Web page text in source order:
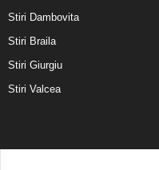
Stiri Dambovita
Stiri Braila
Stiri Giurgiu
Stiri Valcea